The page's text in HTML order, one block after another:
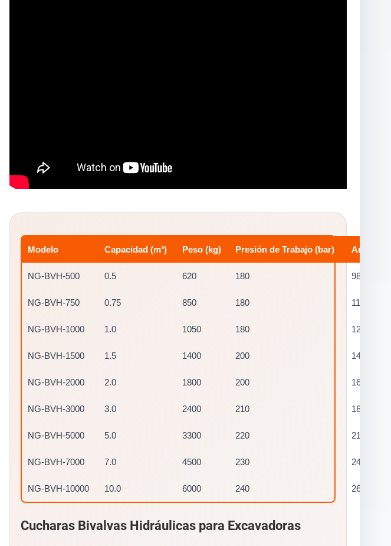
Modelo Capacidad (m³) Peso (kg) Presión de Trabajo (bar) Anchura
NG-BVH-500 0.5 620 180 980
NG-BVH-750 0.75 850 180 1120
NG-BVH-1000 1.0 1050 180 1250
NG-BVH-1500 1.5 1400 200 1420
NG-BVH-2000 2.0 1800 200 1600
NG-BVH-3000 3.0 2400 210 1800
NG-BVH-5000 5.0 3300 220 2100
NG-BVH-7000 7.0 4500 230 2400
NG-BVH-10000 10.0 6000 240 2600
Cucharas Bivalvas Hidráulicas para Excavadoras